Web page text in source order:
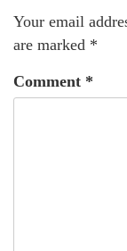
Your email
are marked *
Comment *